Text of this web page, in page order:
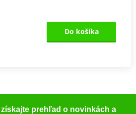
Do košíka
prehľad o novinkách a